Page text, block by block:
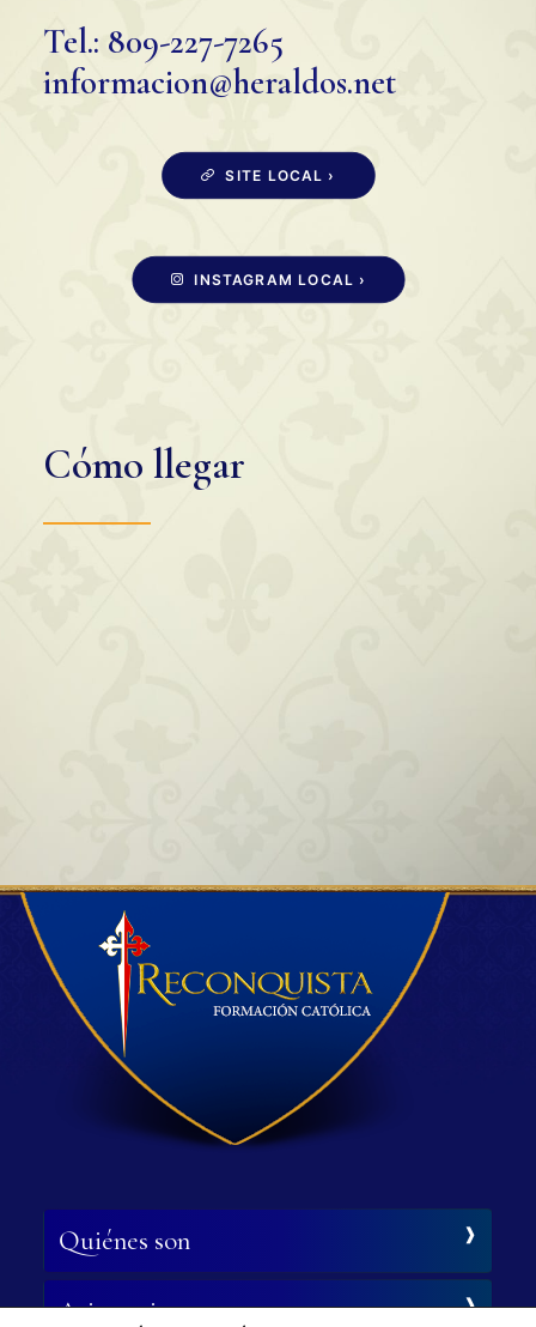
Tel.: 809-227-7265
informacion@heraldos.net
SITE LOCAL ›
INSTAGRAM LOCAL ›
Cómo llegar
Quiénes son
Asistencia